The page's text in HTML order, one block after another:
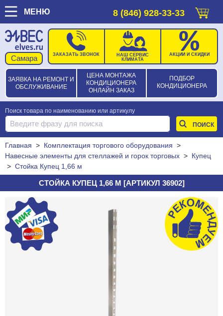
МЕНЮ 8 (846) 928-33-33
ЗАЯВКА НА РЕМОНТ И
ОБСЛУЖИВАНИЕ
ЦЕНА МОНТАЖА
КОНДИЦИОНЕРА
ОНЛАЙН ЗАКАЗ
ПОДБОР
КОНДИЦИОНЕРА
ЗАКАЗАТЬ ЗВОНОК
НАШ СЕРВИС
КЛИМАТА
АКЦИИ И СКИДКИ
Поиск товара по наименованию или артикулу
Главная > Комплектация торгового оборудования >
Навесные элементы для стеллажей и горок торговых > Купец
> Стойка Купец 1,66 м
СТОЙКА КУПЕЦ 1,66 М [АРТИКУЛ 36902]